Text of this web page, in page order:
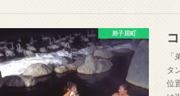
弟子屈町
タ
位